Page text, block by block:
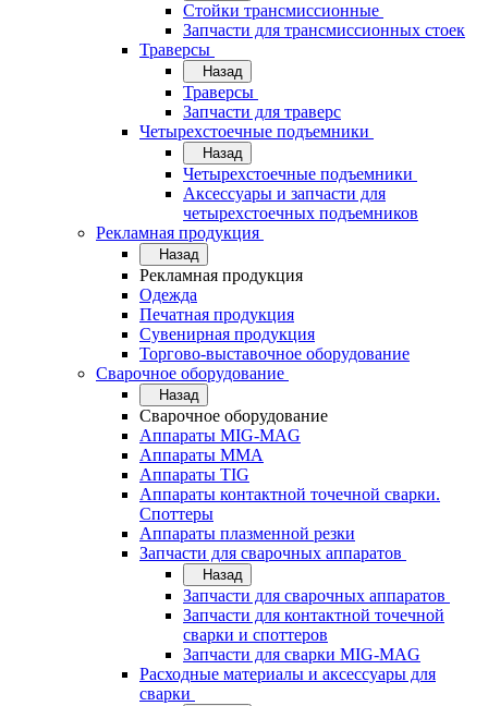
Стойки трансмиссионные
Запчасти для трансмиссионных стоек
Траверсы
Назад
Траверсы
Запчасти для траверс
Четырехстоечные подъемники
Назад
Четырехстоечные подъемники
Аксессуары и запчасти для
четырехстоечных подъемников
Рекламная продукция
Назад
Рекламная продукция
Одежда
Печатная продукция
Сувенирная продукция
Торгово-выставочное оборудование
Сварочное оборудование
Назад
Сварочное оборудование
Аппараты MIG-MAG
Аппараты MMA
Аппараты TIG
Аппараты контактной точечной сварки.
Споттеры
Аппараты плазменной резки
Запчасти для сварочных аппаратов
Назад
Запчасти для сварочных аппаратов
Запчасти для контактной точечной
сварки и споттеров
Запчасти для сварки MIG-MAG
Расходные материалы и аксессуары для
сварки